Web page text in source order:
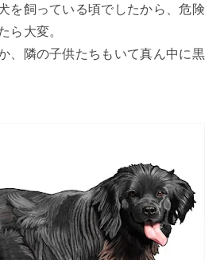
を飼っている頃でしたから、危険
ら大変。
、隣の子供たちもいて真ん中に黒